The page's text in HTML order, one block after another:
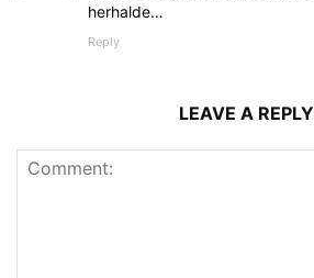
herhalde…
Reply
LEAVE A REPLY